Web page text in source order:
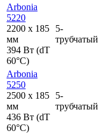
Arbonia
5220
2200 x 185
мм
394 Вт (dT
60°C)
5-
трубчатый
Arbonia
5250
2500 x 185
мм
436 Вт (dT
60°C)
5-
трубчатый